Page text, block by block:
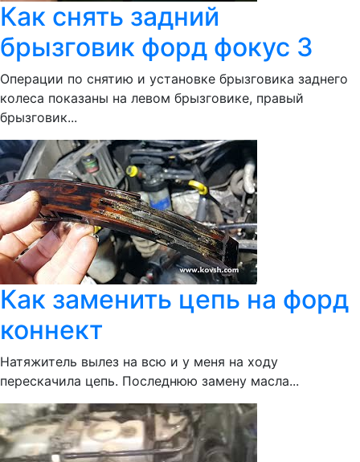
Как снять задний
брызговик форд фокус 3
Операции по снятию и установке брызговика заднего
колеса показаны на левом брызговике, правый
брызговик...
Как заменить цепь на форд
коннект
Натяжитель вылез на всю и у меня на ходу
перескачила цепь. Последнюю замену масла...